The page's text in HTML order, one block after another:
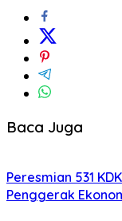
Baca Juga
Peresmian 531
Penggerak